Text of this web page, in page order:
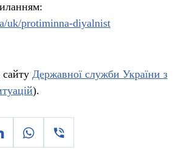
uk/protiminna-diyalnist
Державної служби України з
).